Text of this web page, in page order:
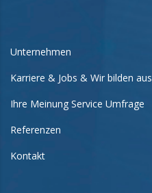
Unternehmen
Karriere & Jobs & Wir bilden aus
Ihre Meinung Service Umfrage
Referenzen
Kontakt